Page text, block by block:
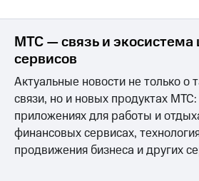
МТС — связь и
сервисов
Актуальные новости не только о
связи, но и новых продуктах
приложениях для работы и
финансовых сервисах,
продвижения бизнеса и других